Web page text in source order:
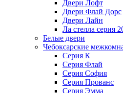
Двери Лофт
Двери Флай Дорс
Двери Лайн
Ла стелла серия
Белые двери
Чебоксарские
Серия К
Серия Флай
Серия София
Серия Прованс
Серия Эмма